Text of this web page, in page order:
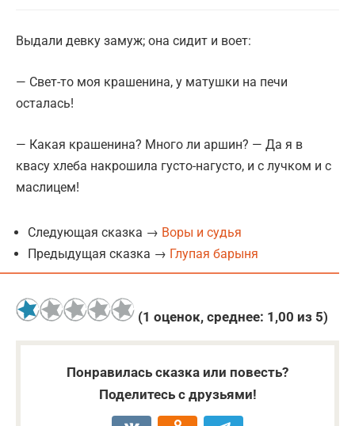
Выдали девку замуж; она сидит и воет:
— Свет-то моя крашенина, у матушки на печи
осталась!
— Какая крашенина? Много ли аршин? — Да я в
квасу хлеба накрошила густо-нагусто, и с лучком и с
маслицем!
Следующая сказка → Воры и судья
Предыдущая сказка → Глупая барыня
(1 оценок, среднее: 1,00 из 5)
Понравилась сказка или повесть?
Поделитесь с друзьями!